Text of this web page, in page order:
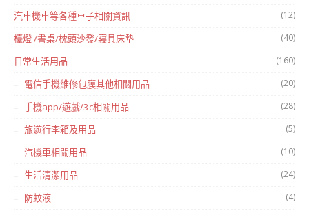
汽車機車等各種車子相關資訊 (12)
檯燈 /書桌/枕頭沙發/寢具床墊 (40)
日常生活用品 (160)
電信手機維修包膜其他相關用品 (20)
手機app/遊戲/3c相關用品 (28)
旅遊行李箱及用品 (5)
汽機車相關用品 (10)
生活清潔用品 (24)
防蚊液 (4)